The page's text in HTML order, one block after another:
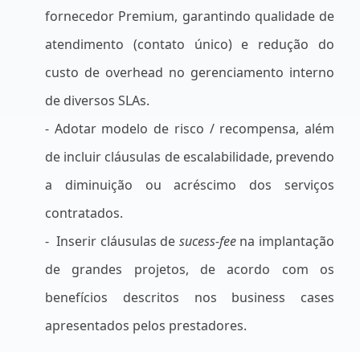
fornecedor Premium, garantindo qualidade de
atendimento (contato único) e redução do
custo de overhead no gerenciamento interno
de diversos SLAs.
- Adotar modelo de risco / recompensa, além
de incluir cláusulas de escalabilidade, prevendo
a diminuição ou acréscimo dos serviços
contratados.
- Inserir cláusulas de sucess-feena implantação
de grandes projetos, de acordo com os
benefícios descritos nos business cases
apresentados pelos prestadores.